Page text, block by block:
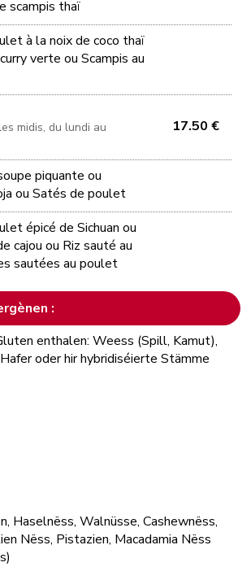
scampis thaï
à la noix de coco thaï
verte ou Scampis au
midis, du lundi au
17.50 €
piquante ou
ou Satés de poulet
épicé de Sichuan ou
cajou ou Riz sauté au
sautées au poulet
:
enthalen: Weess (Spill, Kamut),
oder hir hybridiséierte Stämme
Haselnëss, Walnüsse, Cashewnëss,
Nëss, Pistazien, Macadamia Nëss